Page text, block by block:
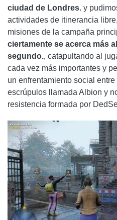
ciudad de Londres. y
actividades de itinerancia
misiones de la campaña
ciertamente se acerca más
segundo., catapultando al
cada vez más importantes y
un enfrentamiento social
escrúpulos llamada Albion y
resistencia formada por